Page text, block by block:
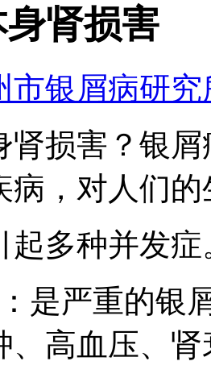
肾损害
市银屑病研究
肾损害？银
病，对人们
起多种并发症
是严重的银
、高血压、